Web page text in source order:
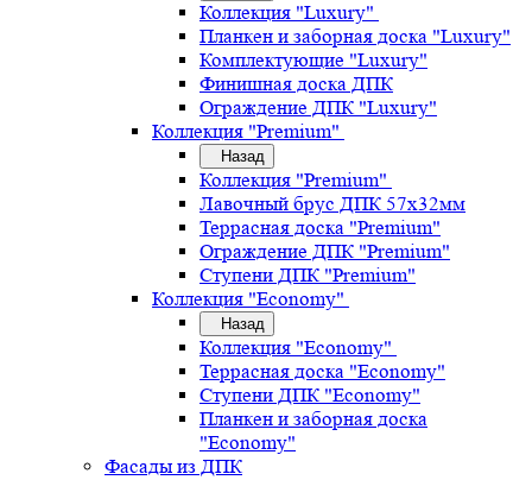
Коллекция "Luxury"
Планкен и заборная доска "Luxury"
Комплектующие "Luxury"
Финишная доска ДПК
Ограждение ДПК "Luxury"
Коллекция "Premium"
Назад
Коллекция "Premium"
Лавочный брус ДПК 57х32мм
Террасная доска "Premium"
Ограждение ДПК "Premium"
Ступени ДПК "Premium"
Коллекция "Economy"
Назад
Коллекция "Economy"
Террасная доска "Economy"
Ступени ДПК "Economy"
Планкен и заборная доска
"Economy"
Фасады из ДПК